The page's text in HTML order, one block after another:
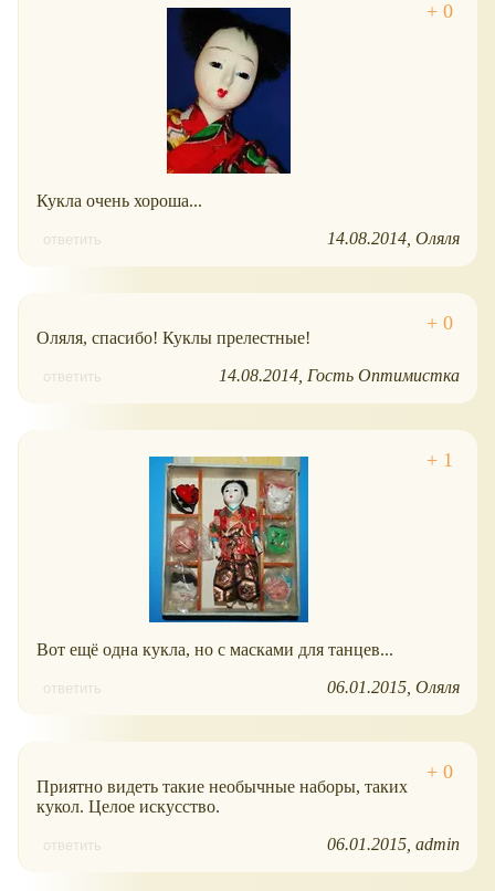
Кукла очень хороша...
ответить 14.08.2014 Оляля
Оляля, спасибо! Куклы прелестные!
ответить 14.08.2014 Гость Оптимистка
Вот ещё одна кукла, но с масками для танцев...
ответить 06.01.2015 Оляля
Приятно видеть такие необычные наборы, таких
кукол. Целое искусство.
ответить 06.01.2015 admin